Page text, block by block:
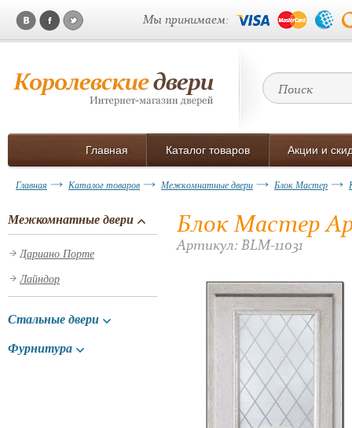
Мы принимаем:
Главная Каталог товаров Акции и
Главная Каталог товаров Межкомнатные двери Блок Мастер
Межкомнатные двери
Дариано Порте
Лайндор
Стальные двери
Фурнитура
Блок Мастер
Артикул: BLM-11031